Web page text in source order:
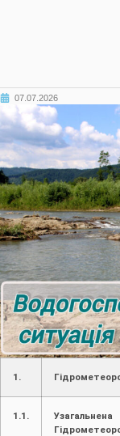
07.07.2026
1.
1.1.
Узагальнена